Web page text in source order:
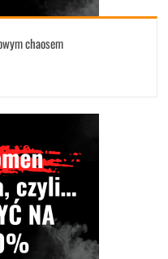
chaosem